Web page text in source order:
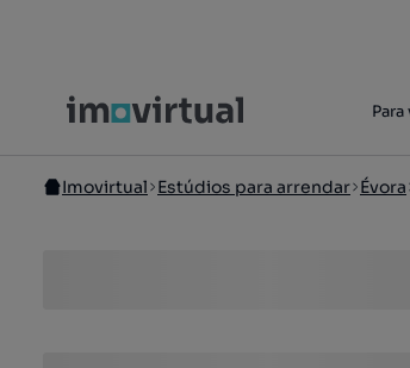
Imovirtual Estúdios para arrendar Évora